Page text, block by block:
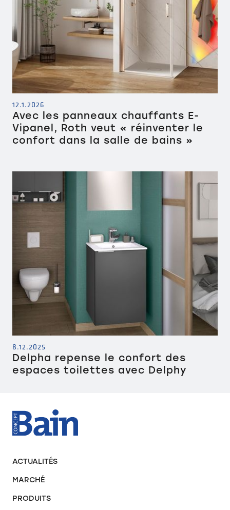
12.1.2026
Avec les panneaux chauffants E-
Vipanel, Roth veut « réinventer le
confort dans la salle de bains »
8.12.2025
Delpha repense le confort des
espaces toilettes avec Delphy
ACTUALITÉS
MARCHÉ
PRODUITS